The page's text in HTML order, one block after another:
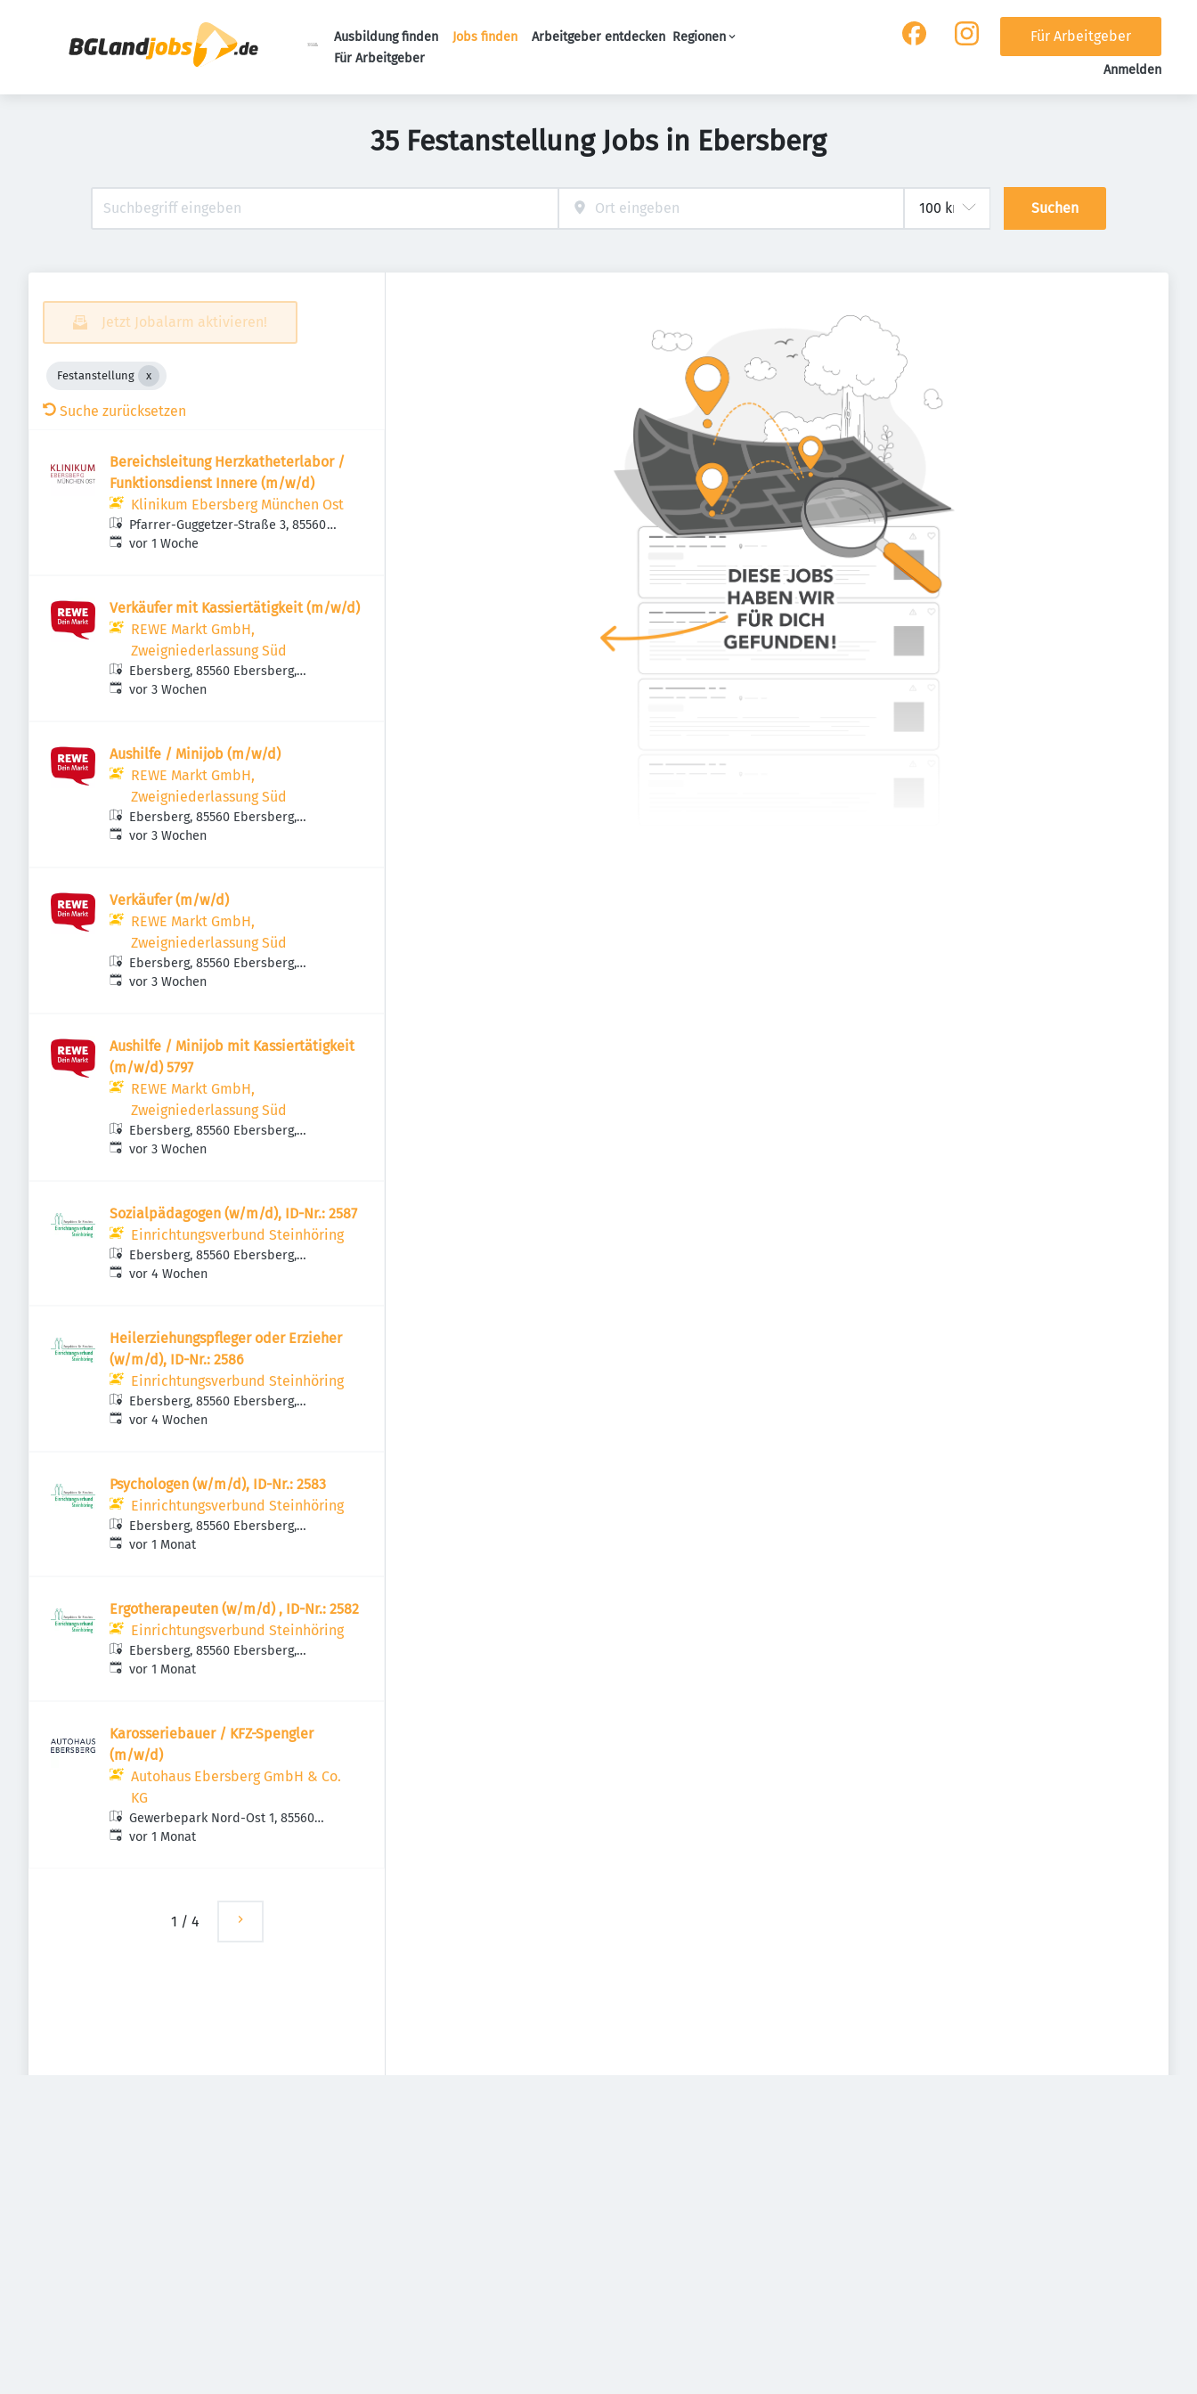
Ausbildung finden Jobs finden Arbeitgeber entdecken Regionen
Für Arbeitgeber
Für Arbeitgeber
Anmelden
35 Festanstellung Jobs in Ebersberg
Suchen
Jetzt Jobalarm aktivieren!
Festanstellung
Suche zurücksetzen
Bereichsleitung Herzkatheterlabor /
Funktionsdienst Innere (m/w/d)
Klinikum Ebersberg München Ost
Pfarrer-Guggetzer-Straße 3, 85560
Ebersberg, Deutschland
Veröffentlicht:
vor 1 Woche
Verkäufer mit Kassiertätigkeit (m/w/d)
REWE Markt GmbH,
Zweigniederlassung Süd
Ebersberg, 85560 Ebersberg,
Deutschland
Veröffentlicht:
vor 3 Wochen
Aushilfe / Minijob (m/w/d)
REWE Markt GmbH,
Zweigniederlassung Süd
Ebersberg, 85560 Ebersberg,
Deutschland
Veröffentlicht:
vor 3 Wochen
Verkäufer (m/w/d)
REWE Markt GmbH,
Zweigniederlassung Süd
Ebersberg, 85560 Ebersberg,
Deutschland
Veröffentlicht:
vor 3 Wochen
Aushilfe / Minijob mit Kassiertätigkeit
(m/w/d) 5797
REWE Markt GmbH,
Zweigniederlassung Süd
Ebersberg, 85560 Ebersberg,
Deutschland
Veröffentlicht:
vor 3 Wochen
Sozialpädagogen (w/m/d), ID-Nr.: 2587
Einrichtungsverbund Steinhöring
Ebersberg, 85560 Ebersberg,
Deutschland
Veröffentlicht:
vor 4 Wochen
Heilerziehungspfleger oder Erzieher
(w/m/d), ID-Nr.: 2586
Einrichtungsverbund Steinhöring
Ebersberg, 85560 Ebersberg,
Deutschland
Veröffentlicht:
vor 4 Wochen
Psychologen (w/m/d), ID-Nr.: 2583
Einrichtungsverbund Steinhöring
Ebersberg, 85560 Ebersberg,
Deutschland
Veröffentlicht:
vor 1 Monat
Ergotherapeuten (w/m/d) , ID-Nr.: 2582
Einrichtungsverbund Steinhöring
Ebersberg, 85560 Ebersberg,
Deutschland
Veröffentlicht:
vor 1 Monat
Karosseriebauer / KFZ-Spengler
(m/w/d)
Autohaus Ebersberg GmbH & Co.
KG
Gewerbepark Nord-Ost 1, 85560
Ebersberg, Deutschland
Veröffentlicht:
vor 1 Monat
1 / 4